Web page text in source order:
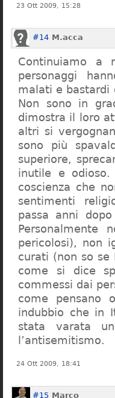
23 Ott 2009, 15:28
#14 M.acca
Continuiamo a
personaggi
malati e bastardi
Non sono in
dimostra il loro
altri si
sono più
superiore,
inutile e
coscienza che
sentimenti
passa anni
pericolosi), non
curati (non so se
come si dice
commessi dai
come pensano
indubbio che in
stata varata
l’antisemitismo.
24 Ott 2009, 18:41
#15 Marco